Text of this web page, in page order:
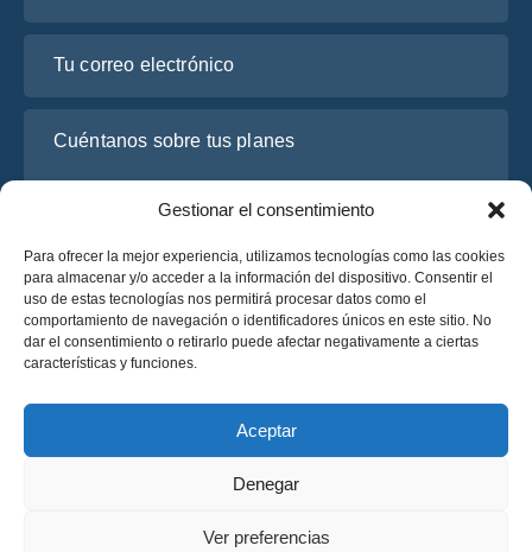
Gestionar el consentimiento
Para ofrecer la mejor experiencia, utilizamos tecnologías como las cookies
para almacenar y/o acceder a la información del dispositivo. Consentir el
uso de estas tecnologías nos permitirá procesar datos como el
comportamiento de navegación o identificadores únicos en este sitio. No
dar el consentimiento o retirarlo puede afectar negativamente a ciertas
características y funciones.
Aceptar
Denegar
Ver preferencias
He leído y acepto la
Solicite un presupuesto
Solicite un presupuesto